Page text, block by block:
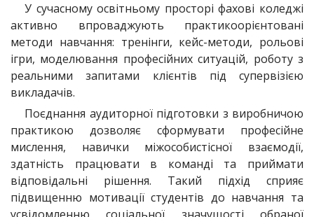
У сучасному освітньому просторі фахові коледжі
активно впроваджують практикоорієнтовані
методи навчання: тренінги, кейс-методи, рольові
ігри, моделювання професійних ситуацій, роботу з
реальними запитами клієнтів під супервізією
викладачів.
Поєднання аудиторної підготовки з виробничою
практикою дозволяє сформувати професійне
мислення, навички міжособистісної взаємодії,
здатність працювати в команді та приймати
відповідальні рішення. Такий підхід сприяє
підвищенню мотивації студентів до навчання та